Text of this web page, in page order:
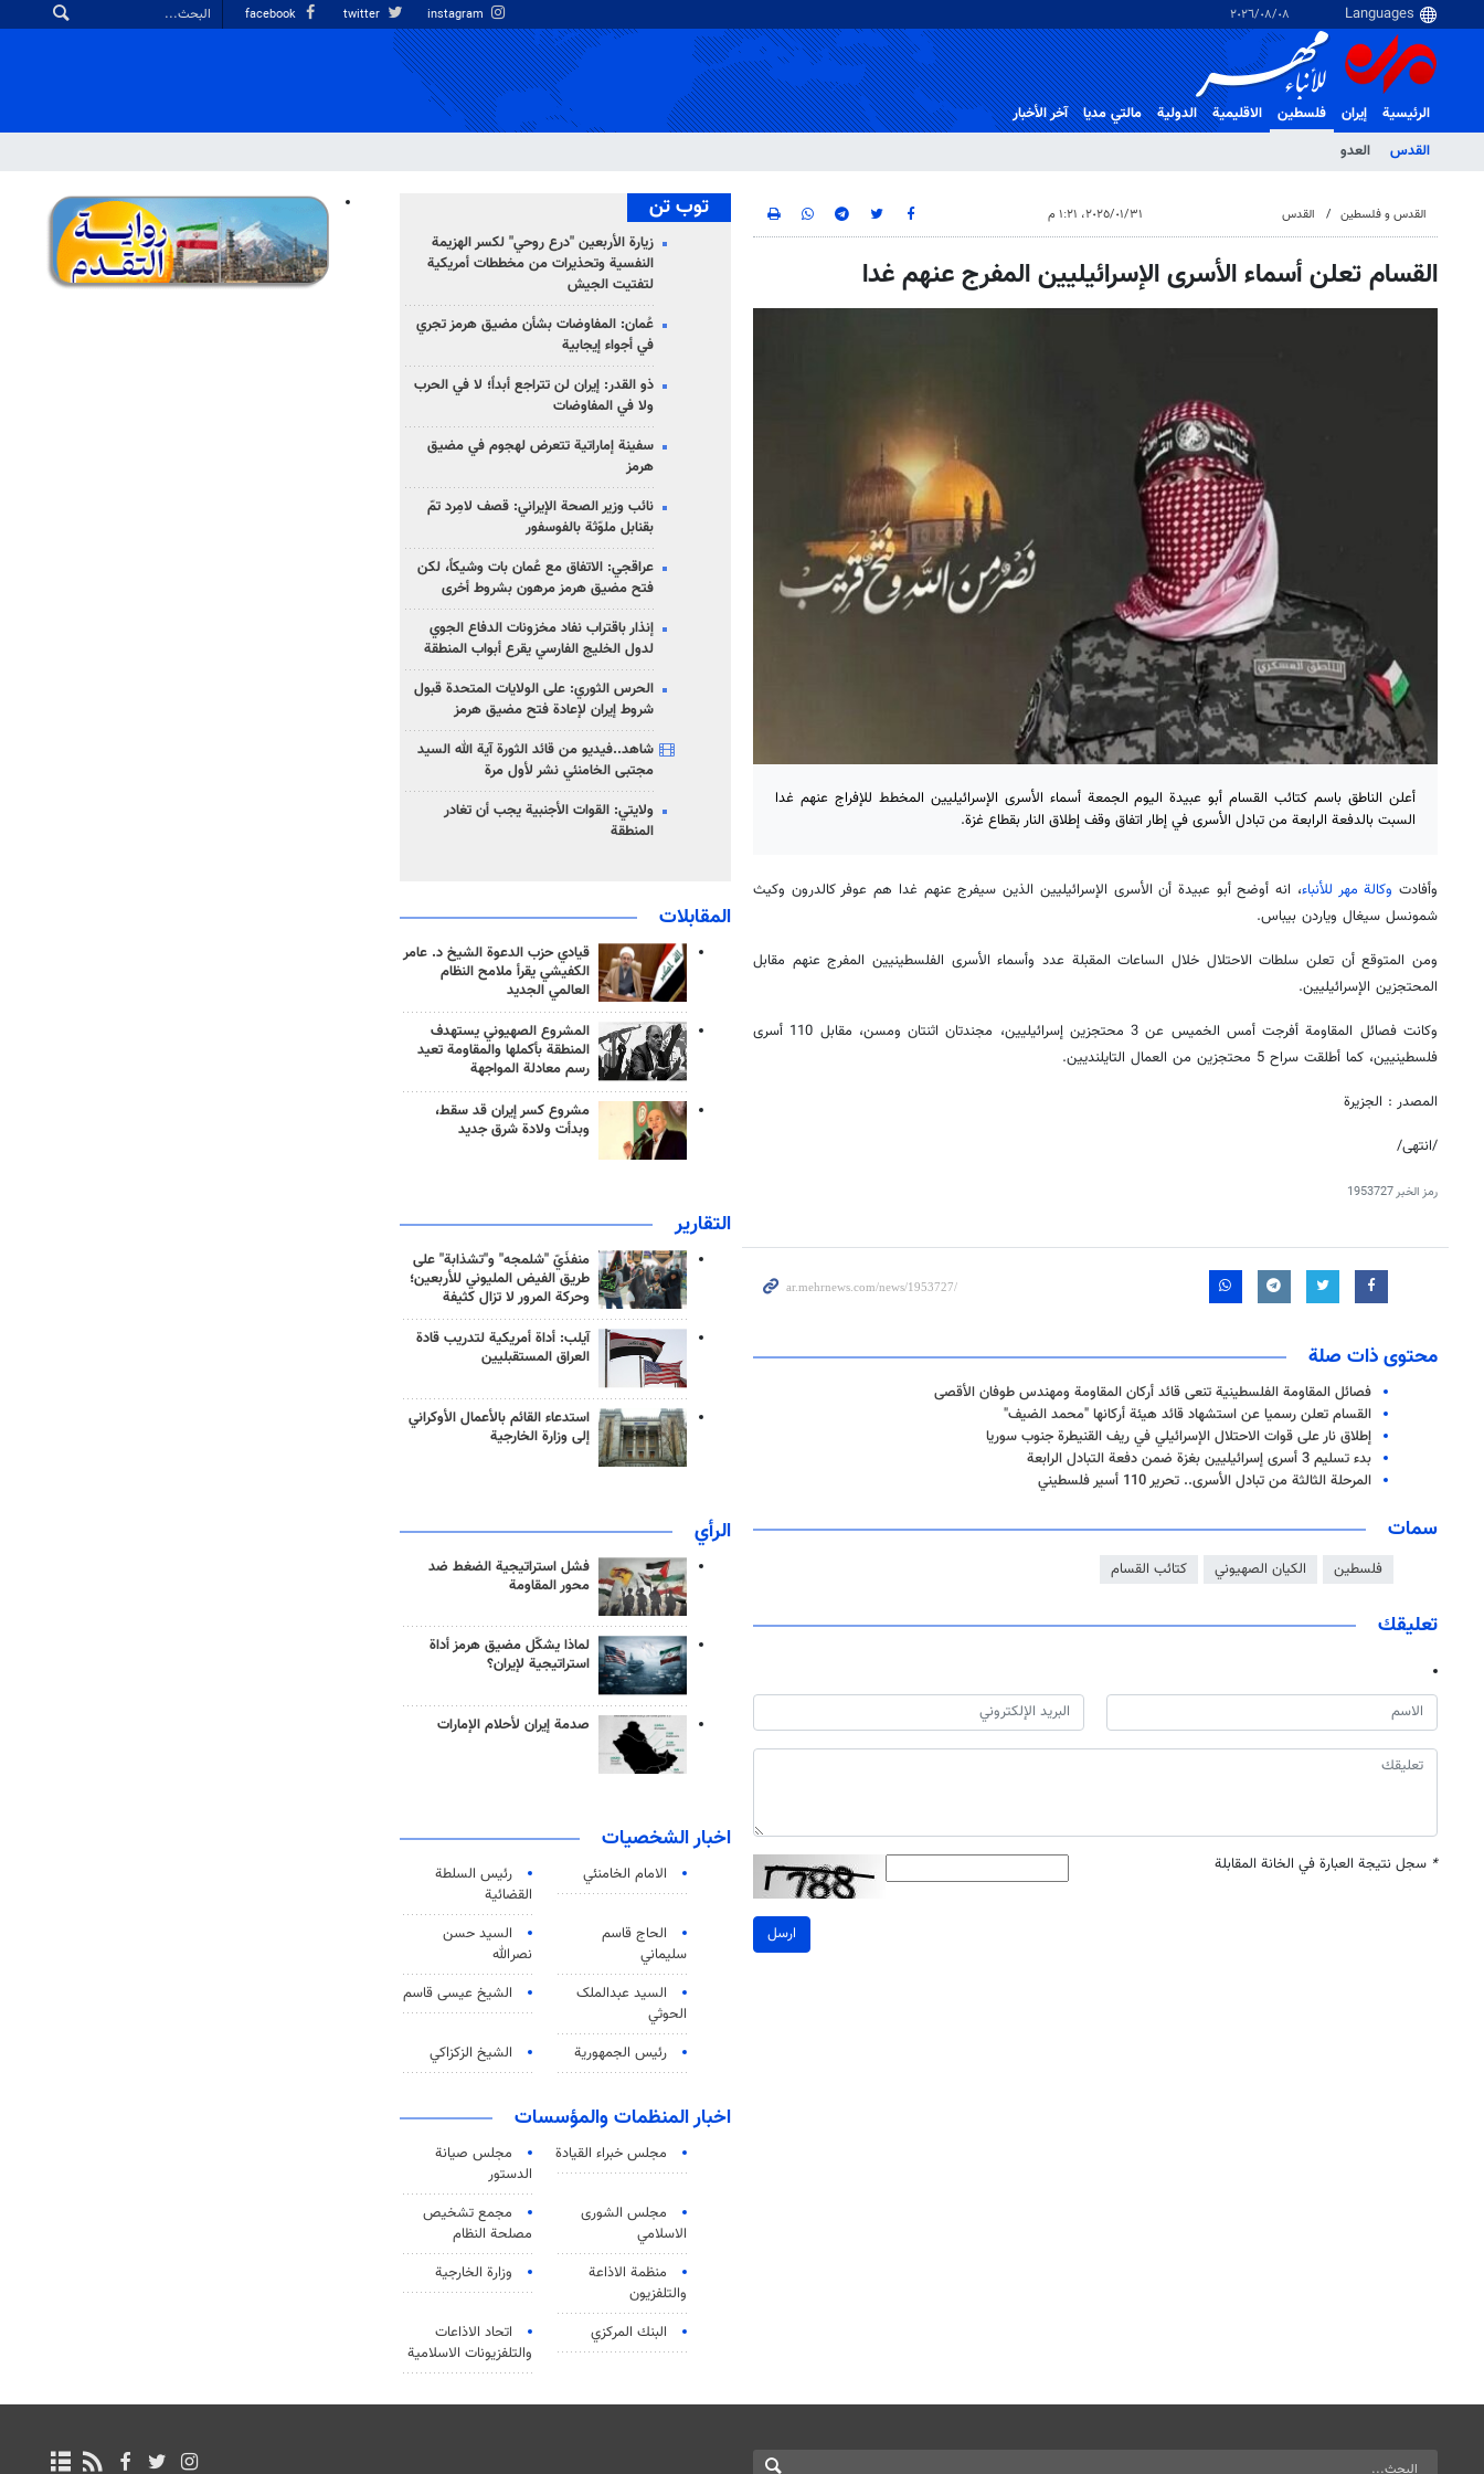
٠٨‏/٠٨‏/٢٠٢٦
الرئيسية إيران
فلسطین
القدس
العدو
الاقلیمیة الدولية مالتي مدیا آخر الأخبار
القدس و فلسطین القدس ٣١‏/٠١‏/٢٠٢٥، ١:٢١ م
القسام تعلن أسماء الأسرى الإسرائيليين المفرج عنهم غدا
أعلن الناطق باسم كتائب القسام أبو عبيدة اليوم الجمعة أسماء الأسرى الإسرائيليين المخطط للإفراج عنهم غدا
السبت بالدفعة الرابعة من تبادل الأسرى في إطار اتفاق وقف إطلاق النار بقطاع غزة.
وأفادت وكالة مهر للأنباء، انه أوضح أبو عبيدة أن الأسرى الإسرائيليين الذين سيفرج عنهم غدا هم عوفر كالدرون وكيث
شمونسل سيغال وياردن بيباس.
ومن المتوقع أن تعلن سلطات الاحتلال خلال الساعات المقبلة عدد وأسماء الأسرى الفلسطينيين المفرج عنهم مقابل
المحتجزين الإسرائيليين.
وكانت فصائل المقاومة أفرجت أمس الخميس عن 3 محتجزين إسرائيليين، مجندتان اثنتان ومسن، مقابل 110 أسرى
فلسطينيين، كما أطلقت سراح 5 محتجزين من العمال التايلنديين.
المصدر : الجزيرة
/انتهى/
رمز الخبر1953727
محتوى ذات صلة
فصائل المقاومة الفلسطينية تنعى قائد أركان المقاومة ومهندس طوفان الأقصى
القسام تعلن رسميا عن استشهاد قائد هيئة أركانها "محمد الضيف"
إطلاق نار على قوات الاحتلال الإسرائيلي في ريف القنيطرة جنوب سوريا
بدء تسليم 3 أسرى إسرائيليين بغزة ضمن دفعة التبادل الرابعة
المرحلة الثالثة من تبادل الأسرى.. تحرير 110 أسير فلسطيني
سمات
فلسطين الكيان الصهيوني كتائب القسام
تعليقك
* سجل نتيجة العبارة في الخانة المقابلة
ارسل
توب تن
زيارة الأربعين "درع روحي" لكسر الهزيمة
النفسية وتحذيرات من مخططات أمريكية
لتفتيت الجيش
عُمان: المفاوضات بشأن مضيق هرمز تجري
في أجواء إيجابية
ذو القدر: إيران لن تتراجع أبداً؛ لا في الحرب
ولا في المفاوضات
سفينة إماراتية تتعرض لهجوم في مضيق
هرمز
نائب وزير الصحة الإيراني: قصف لامِرد تمّ
بقنابل ملوّثة بالفوسفور
عراقجي: الاتفاق مع عُمان بات وشيكاً، لكن
فتح مضيق هرمز مرهون بشروط أخرى
إنذار باقتراب نفاد مخزونات الدفاع الجوي
لدول الخليج الفارسي يقرع أبواب المنطقة
الحرس الثوري: على الولايات المتحدة قبول
شروط إيران لإعادة فتح مضيق هرمز
شاهد..فيديو من قائد الثورة آية الله السيد
مجتبى الخامنئي نشر لأول مرة
ولايتي: القوات الأجنبية يجب أن تغادر
المنطقة
المقابلات
قيادي حزب الدعوة الشيخ د. عامر
الكفيشي يقرأ ملامح النظام
العالمي الجديد
المشروع الصهيوني يستهدف
المنطقة بأكملها والمقاومة تعيد
رسم معادلة المواجهة
مشروع كسر إيران قد سقط،
وبدأت ولادة شرق جديد
التقارير
منفذَيّ "شلمجه" و"تشذابة" على
طريق الفيض المليوني للأربعين؛
وحركة المرور لا تزال كثيفة
آيلب: أداة أمريكية لتدريب قادة
العراق المستقبليين
استدعاء القائم بالأعمال الأوكراني
إلى وزارة الخارجية
الرأي
فشل استراتيجية الضغط ضد
محور المقاومة
لماذا يشكّل مضيق هرمز أداة
استراتيجية لإيران؟
صدمة إيران لأحلام الإمارات
اخبار الشخصيات
الامام الخامنئي
رئیس السلطة
القضائیة
الحاج قاسم
سليماني
السيد حسن
نصرالله
السید عبدالملک
الحوثي
الشيخ عيسى قاسم
رئيس الجمهورية الشيخ الزكزاكي
اخبار المنظمات والمؤسسات
مجلس خبراء القيادة
مجلس صيانة
الدستور
مجلس الشورى
الاسلامي
مجمع تشخيص
مصلحة النظام
منظمة الاذاعة
والتلفزیون
وزارة الخارجية
البنك المركزي
اتحاد الاذاعات
والتلفزيونات الاسلامية